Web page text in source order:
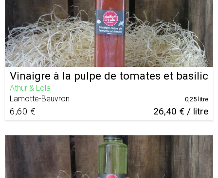
Vinaigre à la pulpe de tomates et basilic
Athur & Lola
Lamotte-Beuvron
6,60 € 26,40 € / litre
0,25 litre